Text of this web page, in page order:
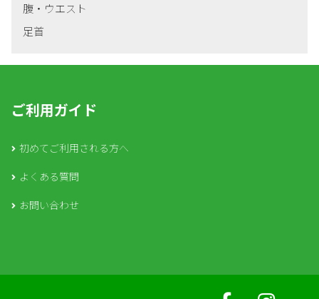
腹・ウエスト
足首
ご利用ガイド
初めてご利用される方へ
よくある質問
お問い合わせ